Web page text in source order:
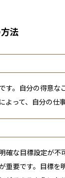
法
す。自分の得意
って、自分の仕
確な目標設定が
重要です。目標